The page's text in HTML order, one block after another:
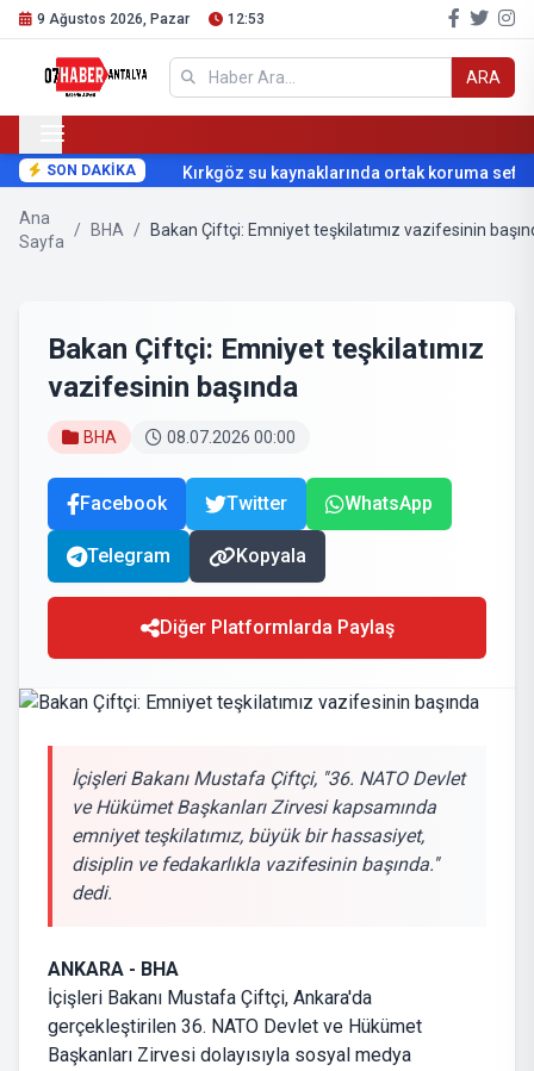
9 Ağustos 2026, Pazar 12:53
ARA
SON DAKİKA Kırkgöz su kaynaklarında ortak koruma
Ana
Sayfa
/ BHA / Bakan Çiftçi: Emniyet teşkilatımız vazifesinin
Bakan Çiftçi: Emniyet teşkilatımız
vazifesinin başında
BHA 08.07.2026 00:00
Facebook Twitter WhatsApp
Telegram Kopyala
Diğer Platformlarda Paylaş
İçişleri Bakanı Mustafa Çiftçi, ''36. NATO Devlet
ve Hükümet Başkanları Zirvesi kapsamında
emniyet teşkilatımız, büyük bir hassasiyet,
disiplin ve fedakarlıkla vazifesinin başında.''
dedi.
ANKARA - BHA
İçişleri Bakanı Mustafa Çiftçi, Ankara'da
gerçekleştirilen 36. NATO Devlet ve Hükümet
Başkanları Zirvesi dolayısıyla sosyal medya